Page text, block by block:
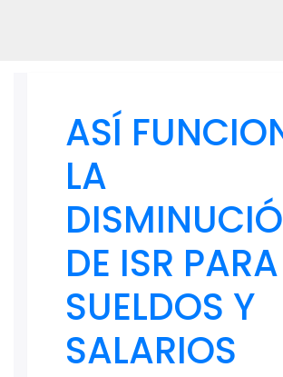
ASÍ
LA
DE ISR PARA
SUELDOS Y
SALARIOS